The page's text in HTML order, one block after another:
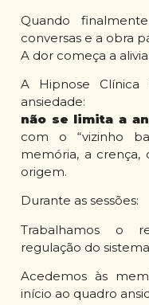
Quando
conversas e a obra
A dor começa a
A Hipnose
ansiedade:
não se limita a
com o “vizinho
memória, a crença,
origem.
Durante as sessões:
Trabalhamos o
regulação do
Acedemos às
início ao quadro